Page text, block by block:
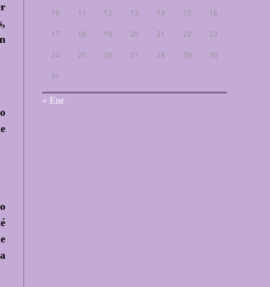
10 11 12 13 14 15 16
17 18 19 20 21 22 23
24 25 26 27 28 29 30
31
« Ene